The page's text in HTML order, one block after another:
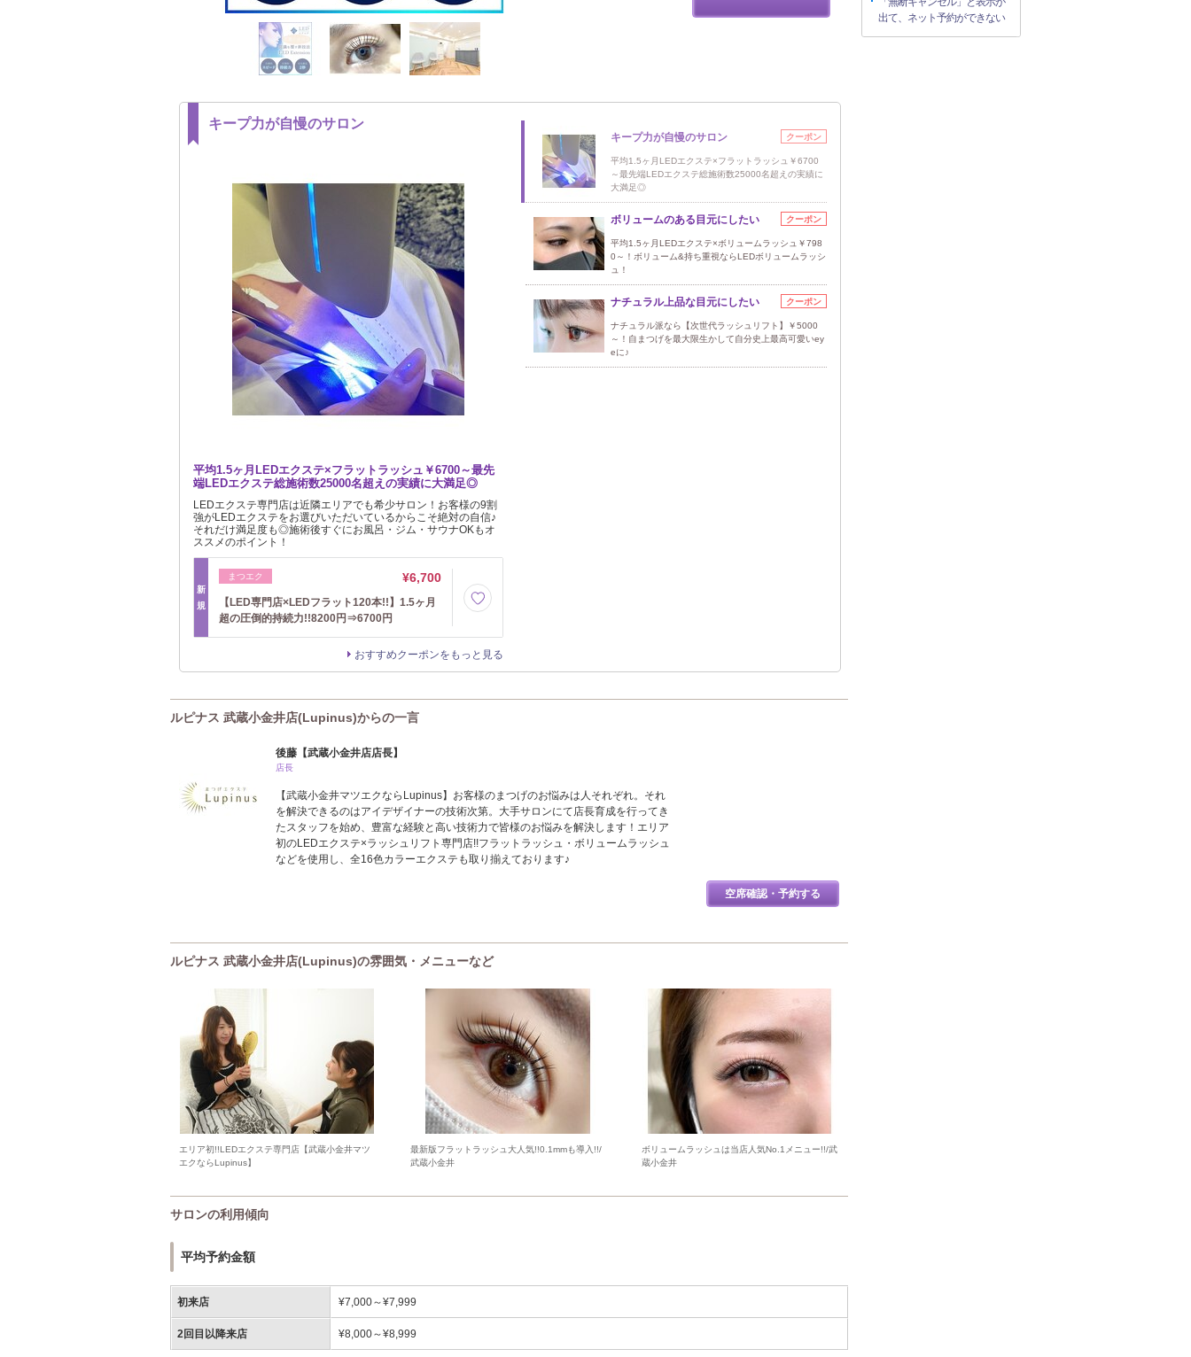
キープ力が自慢のサロン
平均1.5ヶ月LEDエクステ×フラットラッシュ￥6700～最先
端LEDエクステ総施術数25000名超えの実績に大満足◎
LEDエクステ専門店は近隣エリアでも希少サロン！お客様の9割
強がLEDエクステをお選びいただいているからこそ絶対の自信♪
それだけ満足度も◎施術後すぐにお風呂・ジム・サウナOKもオ
ススメのポイント！
新
規
まつエク ¥6,700
【LED専門店×LEDフラット120本!!】1.5ヶ月
超の圧倒的持続力!!8200円⇒6700円
おすすめクーポンをもっと見る
キープ力が自慢のサロン クーポン
平均1.5ヶ月LEDエクステ×フラットラッシュ￥6700
～最先端LEDエクステ総施術数25000名超えの実績に
大満足◎
ボリュームのある目元にしたい クーポン
平均1.5ヶ月LEDエクステ×ボリュームラッシュ￥798
0～！ボリューム&持ち重視ならLEDボリュームラッシ
ュ！
ナチュラル上品な目元にしたい クーポン
ナチュラル派なら【次世代ラッシュリフト】￥5000
～！自まつげを最大限生かして自分史上最高可愛いey
eに♪
ルピナス 武蔵小金井店(Lupinus)からの一言
後藤【武蔵小金井店店長】
店長
【武蔵小金井マツエクならLupinus】お客様のまつげのお悩みは人それぞれ。それ
を解決できるのはアイデザイナーの技術次第。大手サロンにて店長育成を行ってき
たスタッフを始め、豊富な経験と高い技術力で皆様のお悩みを解決します！エリア
初のLEDエクステ×ラッシュリフト専門店!!フラットラッシュ・ボリュームラッシュ
などを使用し、全16色カラーエクステも取り揃えております♪
空席確認・予約する
ルピナス 武蔵小金井店(Lupinus)の雰囲気・メニューなど
エリア初!!LEDエクステ専門店【武蔵小金井マツ
エクならLupinus】
最新版フラットラッシュ大人気!!0.1mmも導入!!/
武蔵小金井
ボリュームラッシュは当店人気No.1メニュー!!/武
蔵小金井
サロンの利用傾向
平均予約金額
初来店 ¥7,000～¥7,999
2回目以降来店 ¥8,000～¥8,999
出て、ネット予約ができない